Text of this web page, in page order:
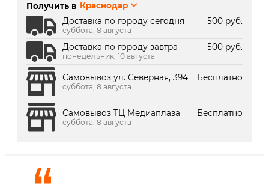
г. Краснодар, ТК Медиаплаза:
Получить в Краснодар
Доставка по городу сегодня
500 руб.
суббота, 8 августа
Доставка по городу завтра 500 руб.
понедельник, 10 августа
Самовывоз ул. Северная, 394 Бесплатно
суббота, 8 августа
Самовывоз ТЦ Медиаплаза Бесплатно
суббота, 8 августа